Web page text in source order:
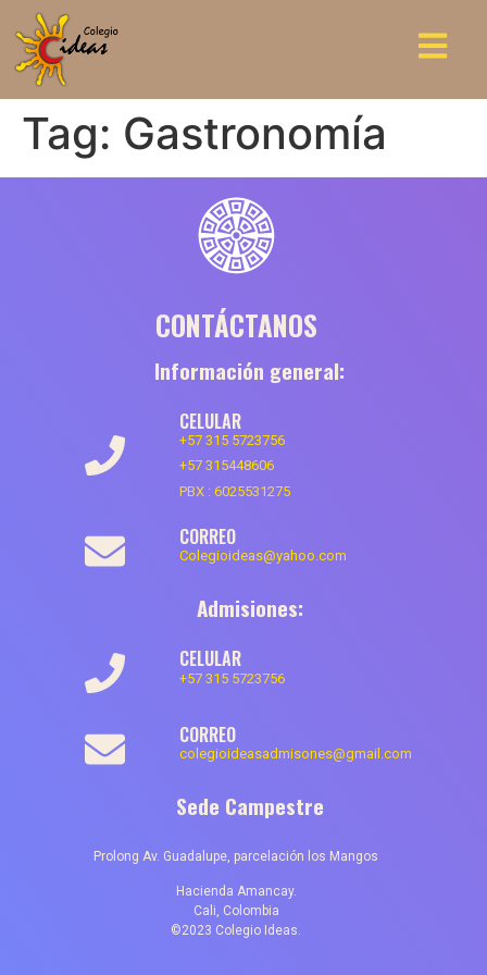
Tag: Gastronomía
CONTÁCTANOS
Información general:
CELULAR
+57 315 5723756
+57 315448606
PBX : 6025531275
CORREO
Colegioideas@yahoo.com
Admisiones:
CELULAR
+57 315 5723756
CORREO
colegioideasadmisones@gmail.com
Sede Campestre
Prolong Av. Guadalupe, parcelación los Mangos
Hacienda Amancay.
Cali, Colombia
©2023 Colegio Ideas.